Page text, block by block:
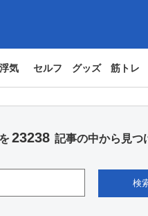
浮気 セルフ グッズ 筋トレ
23238 記事の中から見つ
検